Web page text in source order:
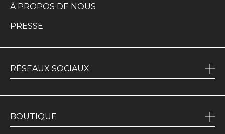
À PROPOS DE NOUS
PRESSE
RÉSEAUX SOCIAUX
BOUTIQUE